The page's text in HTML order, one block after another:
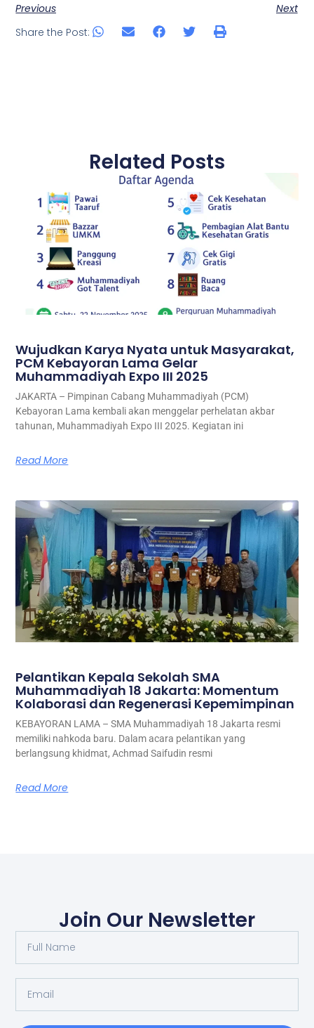
Previous
Next
Share the Post:
Related Posts
Wujudkan Karya Nyata untuk Masyarakat,
PCM Kebayoran Lama Gelar
Muhammadiyah Expo III 2025
JAKARTA – Pimpinan Cabang Muhammadiyah (PCM)
Kebayoran Lama kembali akan menggelar perhelatan akbar
tahunan, Muhammadiyah Expo III 2025. Kegiatan ini
Read More
Pelantikan Kepala Sekolah SMA
Muhammadiyah 18 Jakarta: Momentum
Kolaborasi dan Regenerasi Kepemimpinan
KEBAYORAN LAMA – SMA Muhammadiyah 18 Jakarta resmi
memiliki nahkoda baru. Dalam acara pelantikan yang
berlangsung khidmat, Achmad Saifudin resmi
Read More
Join Our Newsletter